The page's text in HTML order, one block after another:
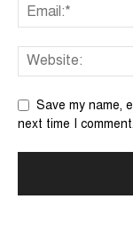
Save my name,
next time I comment.